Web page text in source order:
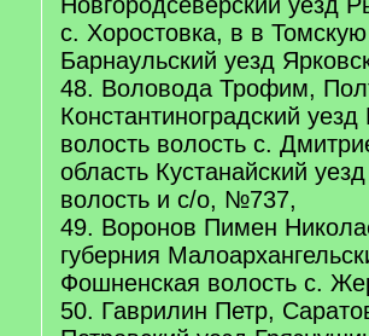
с. Хоростовка, в в
Барнаульский уезд
48. Воловода Трофим,
Константиноградский
волость волость с.
область Кустанайский
волость и с/о, №737,
49. Воронов Пимен
губерния
Фошненская волость с.
50. Гаврилин Петр,